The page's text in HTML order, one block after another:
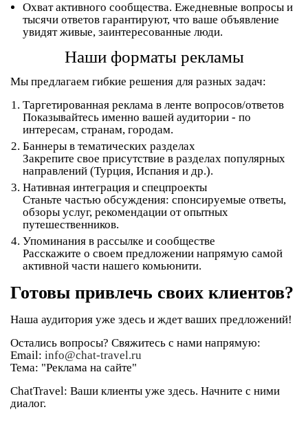
Охват активного сообщества. Ежедневные вопросы и
тысячи ответов гарантируют, что ваше объявление
увидят живые, заинтересованные люди.
Наши форматы рекламы
Мы предлагаем гибкие решения для разных задач:
Таргетированная реклама в ленте вопросов/ответов
Показывайтесь именно вашей аудитории - по
интересам, странам, городам.
Баннеры в тематических разделах
Закрепите свое присутствие в разделах популярных
направлений (Турция, Испания и др.).
Нативная интеграция и спецпроекты
Станьте частью обсуждения: спонсируемые ответы,
обзоры услуг, рекомендации от опытных
путешественников.
Упоминания в рассылке и сообществе
Расскажите о своем предложении напрямую самой
активной части нашего комьюнити.
Готовы привлечь своих клиентов?
Наша аудитория уже здесь и ждет ваших предложений!
Остались вопросы? Свяжитесь с нами напрямую:
Email: info@chat-travel.ru
Тема: "Реклама на сайте"
ChatTravel: Ваши клиенты уже здесь. Начните с ними
диалог.